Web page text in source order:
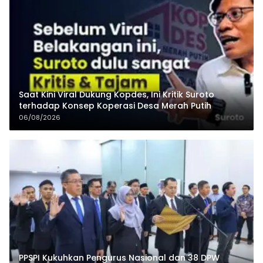
Saat Kini Viral Dukung Kopdes, Ini Kritik Suroto
terhadap Konsep Koperasi Desa Merah Putih
06/08/2026
PPSPI Kukuhkan Pengurus Nasional dan 38 DPW